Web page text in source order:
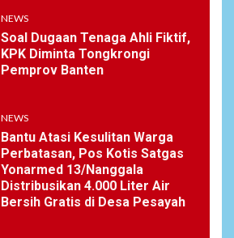
NEWS
Pemprov Banten Diduga
Ngomong
NEWS
Wasekbid PB HMI:
Keberhasilan Koperasi
NEWS
Soal Dugaan Tenaga Ahli Fiktif,
KPK Diminta Tongkrongi
Pemprov Banten
NEWS
Bantu Atasi Kesulitan Warga
Perbatasan, Pos Kotis Satgas
Yonarmed 13/Nanggala
Distribusikan 4.000 Liter Air
Bersih Gratis di Desa Pesayah